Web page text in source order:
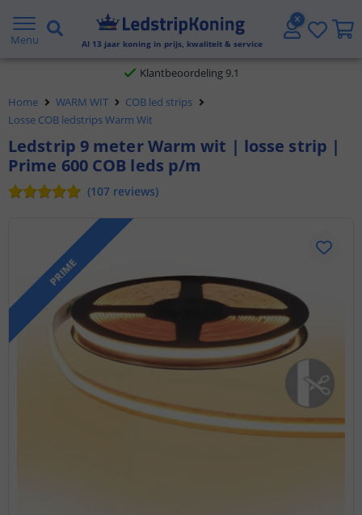
Menu Al 13 jaar koning in prijs, kwaliteit & service
Gratis verzending vanaf € 20,- NL en BE
Klantbeoordeling 9.1
Voor 23:45 uur besteld,
Home WARM WIT
COB led strips
Losse COB ledstrips Warm Wit
Ledstrip 9 meter Warm wit | losse strip |
Prime 600 COB leds p/m
(107 reviews)
PRIME